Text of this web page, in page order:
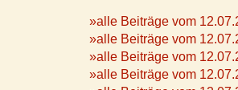
»alle Beiträge vom
»alle Beiträge vom
»alle Beiträge vom
»alle Beiträge vom